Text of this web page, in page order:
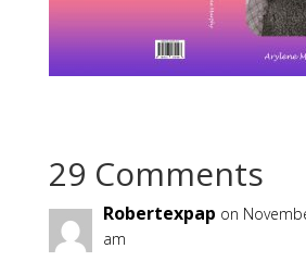
29 Comments
Robertexpap on
am